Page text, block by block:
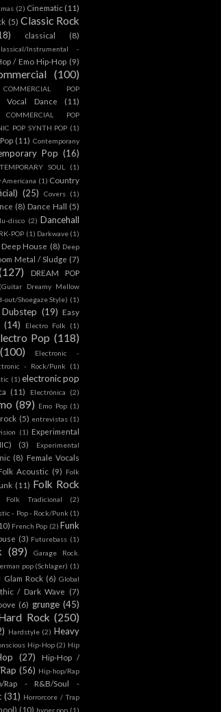
(2) Cinematic (11)
(5) Classic Rock
classical (8)
Instrumental -
/ Emo Hip-Hop (9)
(100)
COMMERCIAL POP
Vocal Dance (11)
POP
POP SYNTH POP (1)
(11) Contemporany
Pop (16)
SOUL
(1)
Americana (1) Country
(25) Covers (1)
(8) Dance Hall (5)
disco (2) Dancehall
POP (1) Darkwave (1)
Deep House (8) Deep
Metal / Sludge (7)
DREAM POP
Dreamy Mellow
out/Shoegaze Style) (1)
Dubstep (19) Easy
(14) Electro Folk (1)
Pop (118)
(100)
Electronic -
- Rock/Punk
(1)
(1) electronic pop
(11) Electrónica (2)
(89) Emo Pop (1)
(5) entrevistas (1)
(1) Experimental
(3)
Experimental
(8) Female Vocals
Acoustic (9) Folk
(11) Folk Rock
Folk Tradicional (2)
- Pop - Rock/Punk (1)
French Pop (2) Funk
(3) Futurebass (1)
(89)
Garage Rock.
pop (Schlager) (1)
Glam Rock (6) Global
/ Dark Wave (7)
(6) grunge (45)
Rock (250)
Hardstyle (2) Heavy
Hip-Hop (2) Hip
(27)
Hip-Hop /
(56) Hip-hop/Rap
Rap - R&B/Soul -
(31) Horrorcore / Trap
(10) hyper pop (1)